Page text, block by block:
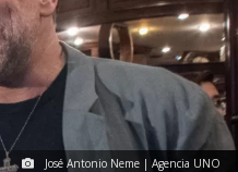
José Antonio Neme | Agencia UNO